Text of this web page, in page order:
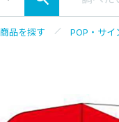
商品を探す POP・サイ